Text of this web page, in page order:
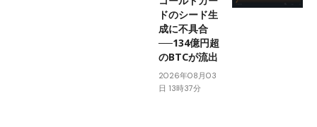
ドのシード生
成に不具合
──134億円超
のBTCが流出
2026年08月03
日 13時37分